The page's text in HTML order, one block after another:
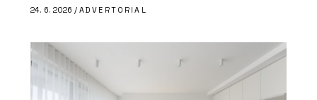
24. 6. 2026 / ADVERTORIAL